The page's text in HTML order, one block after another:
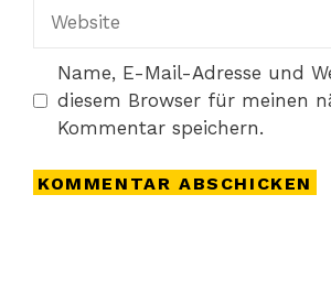
Name, E-Mail-Adresse und
diesem Browser für meinen
Kommentar speichern.